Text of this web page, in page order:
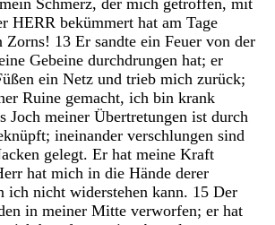
HERR bekümmert hat am Tage
Zorns! 13 Er sandte ein Feuer von der
Gebeine durchdrungen hat; er
ein Netz und trieb mich zurück;
Ruine gemacht, ich bin krank
Joch meiner Übertretungen ist durch
; ineinander verschlungen sind
gelegt. Er hat meine Kraft
hat mich in die Hände derer
ich nicht widerstehen kann. 15 Der
in meiner Mitte verworfen; er hat